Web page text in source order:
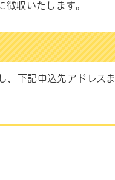
収いたします。
下記申込先アドレス